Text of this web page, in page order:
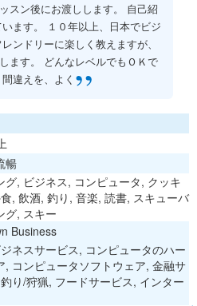
スン後にお渡しします。 自己紹
ます。 １０年以上、日本でビジ
ンドリーに楽しく教えますが、
ます。 どんなレベルでもＯＫで
違えを、よく ”
暢
グ, ビジネス, コンピュータ, クッキ
, 飲酒, 釣り, 音楽, 読書, スキューバ
グ, スキー
Business
ネスサービス, コンピュータのハー
, コンピュータソフトウェア, 金融サ
り/狩猟, フードサービス, インター